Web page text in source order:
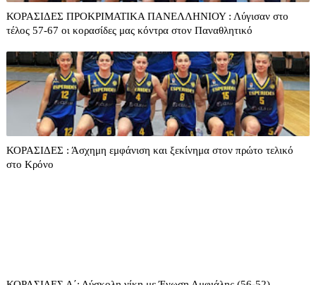
ΚΟΡΑΣΙΔΕΣ ΠΡΟΚΡΙΜΑΤΙΚΑ ΠΑΝΕΛΛΗΝΙΟΥ : Λύγισαν στο
τέλος 57-67 οι κορασίδες μας κόντρα στον Παναθλητικό
ΚΟΡΑΣΙΔΕΣ : Άσχημη εμφάνιση και ξεκίνημα στον πρώτο τελικό
στο Κρόνο